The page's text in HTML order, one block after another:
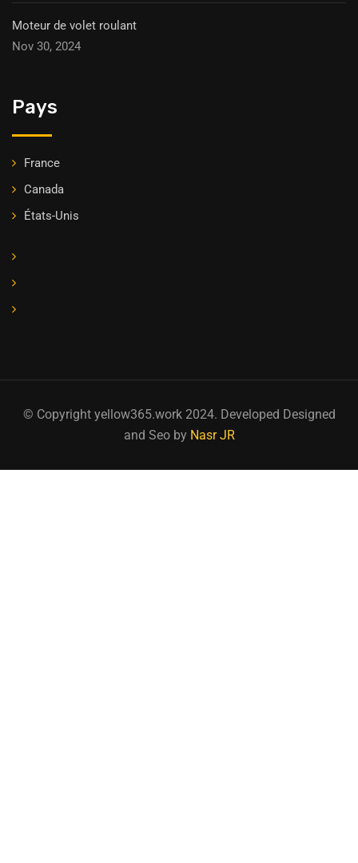
Moteur de volet roulant
Nov 30, 2024
Pays
France
Canada
États-Unis
© Copyright yellow365.work 2024. Developed Designed
and Seo by Nasr JR